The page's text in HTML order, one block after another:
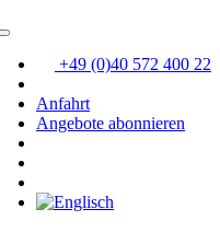
+49 (0)40 572 400 22
Anfahrt
Angebote abonnieren